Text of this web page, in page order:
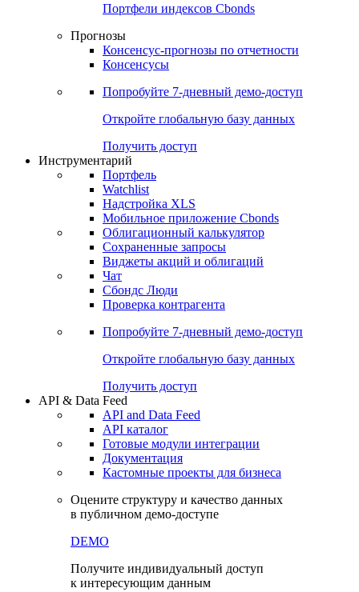
Портфели индексов Cbonds
Прогнозы
Консенсус-прогнозы по отчетности
Консенсусы
Попробуйте 7-дневный демо-доступ
Откройте глобальную базу данных
Получить доступ
Инструментарий
Портфель
Watchlist
Надстройка XLS
Мобильное приложение Cbonds
Облигационный калькулятор
Сохраненные запросы
Виджеты акций и облигаций
Чат
Сбондс Люди
Проверка контрагента
Попробуйте 7-дневный демо-доступ
Откройте глобальную базу данных
Получить доступ
API & Data Feed
API and Data Feed
API каталог
Готовые модули интеграции
Документация
Кастомные проекты для бизнеса
Оцените структуру и качество данных
в публичном демо-доступе
DEMO
Получите индивидуальный доступ
к интересующим данным